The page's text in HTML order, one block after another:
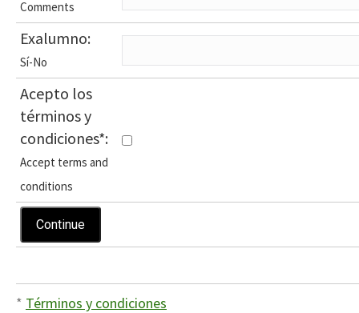
Comments
Exalumno:
Sí-No
Acepto los
términos y
condiciones*:
Accept terms and
conditions
* Términos y condiciones